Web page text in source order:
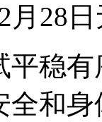
月28
稳有
全和